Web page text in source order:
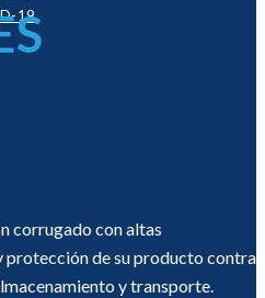
19
corrugado con altas
protección de su producto contra
y transporte.